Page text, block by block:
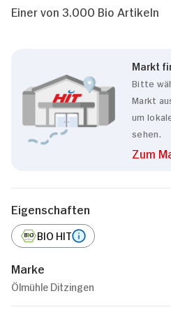
Einer von 3.000 Bio Artikeln
Markt
Bitte
Markt
um
sehen.
Zum
Eigenschaften
BIO HIT
Marke
Ölmühle Ditzingen